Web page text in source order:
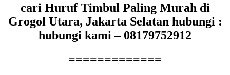
cari Huruf Timbul Paling Murah di
Grogol Utara, Jakarta Selatan hubungi :
hubungi kami – 08179752912
=============